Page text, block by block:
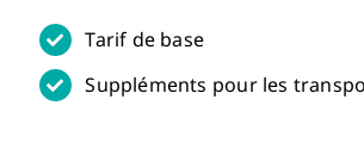
Tarif de base
Suppléments pour les